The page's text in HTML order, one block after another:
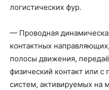
логистических фур.
— Проводная
контактных
полосы движения,
физический контакт или
систем, активируемых на